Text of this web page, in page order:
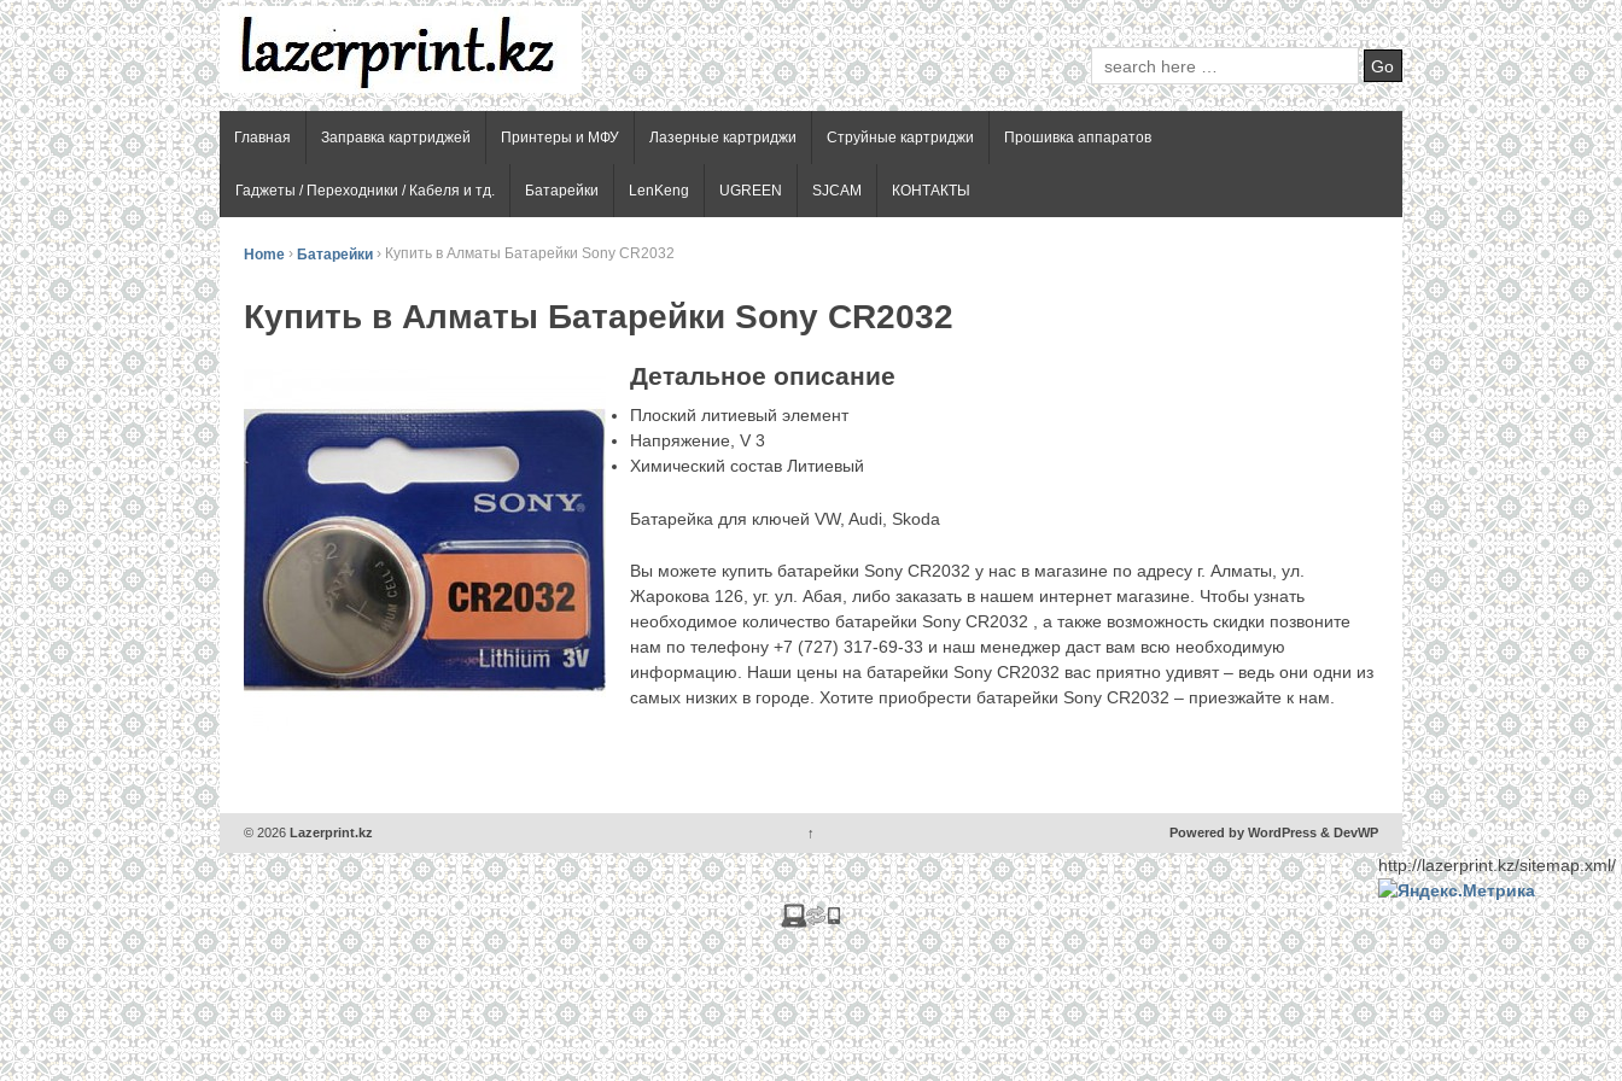
Главная Заправка картриджей Принтеры и МФУ Лазерные картриджи Струйные картриджи Прошивка аппаратов
Гаджеты / Переходники / Кабеля и тд. Батарейки LenKeng UGREEN SJCAM КОНТАКТЫ
Home › Батарейки › Купить в Алматы Батарейки Sony CR2032
Купить в Алматы Батарейки Sony CR2032
Детальное описание
Плоский литиевый элемент
Напряжение, V 3
Химический состав Литиевый
Батарейка для ключей VW, Audi, Skoda
Вы можете купить батарейки Sony CR2032 у нас в магазине по адресу г. Алматы, ул.
Жарокова 126, уг. ул. Абая, либо заказать в нашем интернет магазине. Чтобы узнать
необходимое количество батарейки Sony CR2032 , а также возможность скидки позвоните
нам по телефону +7 (727) 317-69-33 и наш менеджер даст вам всю необходимую
информацию. Наши цены на батарейки Sony CR2032 вас приятно удивят – ведь они одни из
самых низких в городе. Хотите приобрести батарейки Sony CR2032 – приезжайте к нам.
© 2026 Lazerprint.kz ↑ Powered by WordPress & DevWP
http://lazerprint.kz/sitemap.xml/